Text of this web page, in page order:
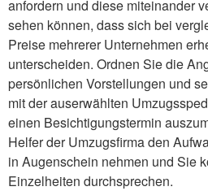
anfordern und diese miteinander
sehen können, dass sich bei
Preise mehrerer Unternehmen
unterscheiden. Ordnen Sie die
persönlichen Vorstellungen und
mit der auserwählten
einen Besichtigungstermin
Helfer der Umzugsfirma den
in Augenschein nehmen und Sie
Einzelheiten durchsprechen.